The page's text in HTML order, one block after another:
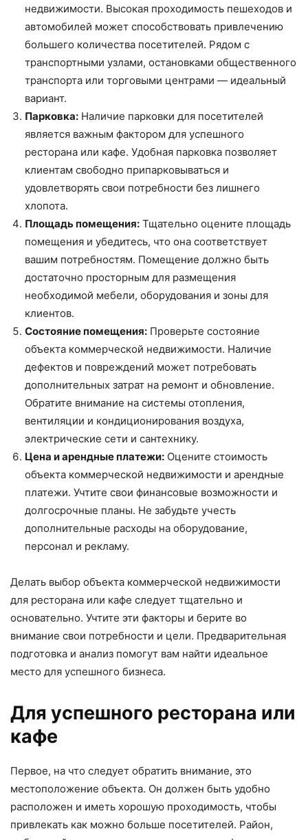
недвижимости. Высокая проходимость пешеходов и
автомобилей может способствовать привлечению
большего количества посетителей. Рядом с
транспортными узлами, остановками общественного
транспорта или торговыми центрами — идеальный
вариант.
Парковка: Наличие парковки для посетителей
является важным фактором для успешного
ресторана или кафе. Удобная парковка позволяет
клиентам свободно припарковываться и
удовлетворять свои потребности без лишнего
хлопота.
Площадь помещения: Тщательно оцените площадь
помещения и убедитесь, что она соответствует
вашим потребностям. Помещение должно быть
достаточно просторным для размещения
необходимой мебели, оборудования и зоны для
клиентов.
Состояние помещения: Проверьте состояние
объекта коммерческой недвижимости. Наличие
дефектов и повреждений может потребовать
дополнительных затрат на ремонт и обновление.
Обратите внимание на системы отопления,
вентиляции и кондиционирования воздуха,
электрические сети и сантехнику.
Цена и арендные платежи: Оцените стоимость
объекта коммерческой недвижимости и арендные
платежи. Учтите свои финансовые возможности и
долгосрочные планы. Не забудьте учесть
дополнительные расходы на оборудование,
персонал и рекламу.
Делать выбор объекта коммерческой недвижимости
для ресторана или кафе следует тщательно и
основательно. Учтите эти факторы и берите во
внимание свои потребности и цели. Предварительная
подготовка и анализ помогут вам найти идеальное
место для успешного бизнеса.
Для успешного ресторана или
кафе
Первое, на что следует обратить внимание, это
местоположение объекта. Он должен быть удобно
расположен и иметь хорошую проходимость, чтобы
привлекать как можно больше посетителей. Район,